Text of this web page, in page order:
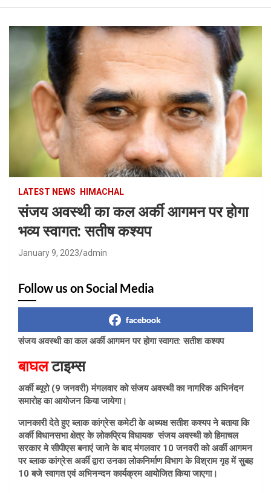
LATEST NEWS HIMACHAL
संजय अवस्थी का कल अर्की आगमन पर होगा
भव्य स्वागत: सतीष कश्यप
January 9, 2023 admin
Follow us on Social Media
facebook
संजय अवस्थी का कल अर्की आगमन पर होगा स्वागत: सतीश कश्यप
बाघलटाइम्स
अर्की ब्यूरो (9 जनवरी) मंगलवार को संजय अवस्थी का नागरिक अभिनंदन
समारोह का आयोजन किया जायेगा।
जानकारी देते हुए ब्लाक कांग्रेस कमेटी के अध्यक्ष सतीश कश्यप ने बताया कि
अर्की विधानसभा क्षेत्र के लोकप्रिय विधायक संजय अवस्थी को हिमाचल
सरकार मे सीपीएस बनाएं जाने के बाद मंगलवार 10 जनवरी को अर्की आगमन
पर ब्लाक कांग्रेस अर्की द्वारा उनका लोकनिर्माण विभाग के विश्राम गृह में सुबह
10 बजे स्वागत एवं अभिनन्दन कार्यक्रम आयोजित किया जाएगा।